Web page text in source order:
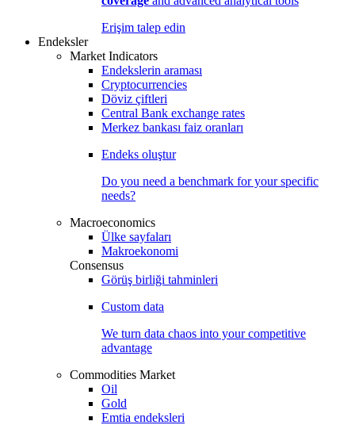
Erişim talep edin
Endeksler
Market Indicators
Endekslerin araması
Cryptocurrencies
Döviz çiftleri
Central Bank exchange rates
Merkez bankası faiz oranları
Endeks oluştur
Do you need a benchmark for your specific
needs?
Macroeconomics
Ülke sayfaları
Makroekonomi
Consensus
Görüş birliği tahminleri
Custom data
We turn data chaos into your competitive
advantage
Commodities Market
Oil
Gold
Emtia endeksleri